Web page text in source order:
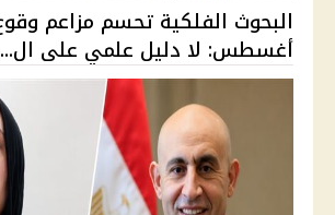
أغسطس: لا دليل علمي على ال...